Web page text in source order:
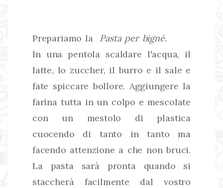
Prepariamo la Pasta per bigné.
In una pentola scaldare l'acqua, il
latte, lo zuccher, il burro e il sale e
fate spiccare bollore. Aggiungere la
farina tutta in un colpo e mescolate
con un mestolo di plastica
cuocendo di tanto in tanto ma
facendo attenzione a che non bruci.
La pasta sarà pronta quando si
staccherà facilmente dal vostro